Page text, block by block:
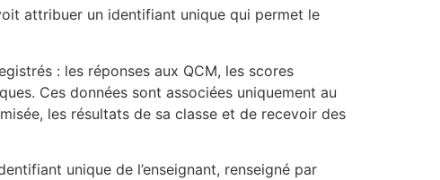
attribuer un identifiant unique qui permet le
: les réponses aux QCM, les scores
Ces données sont associées uniquement au
les résultats de sa classe et de recevoir des
unique de l’enseignant, renseigné par